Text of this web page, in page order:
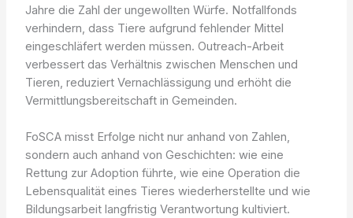
Jahre die Zahl der ungewollten Würfe. Notfallfonds
verhindern, dass Tiere aufgrund fehlender Mittel
eingeschläfert werden müssen. Outreach-Arbeit
verbessert das Verhältnis zwischen Menschen und
Tieren, reduziert Vernachlässigung und erhöht die
Vermittlungsbereitschaft in Gemeinden.
FoSCA misst Erfolge nicht nur anhand von Zahlen,
sondern auch anhand von Geschichten: wie eine
Rettung zur Adoption führte, wie eine Operation die
Lebensqualität eines Tieres wiederherstellte und wie
Bildungsarbeit langfristig Verantwortung kultiviert.